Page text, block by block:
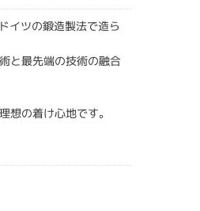
イツの鍛造製法で造ら
と最先端の技術の融合
想の着け心地です。